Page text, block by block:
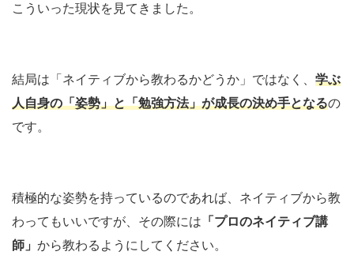
こういった現状を見てきました。
結局は「ネイティブから教わるかどうか」ではなく、 学ぶ
人自身の「姿勢」と「勉強方法」が成長の決め手となるの
です。
積極的な姿勢を持っているのであれば、ネイティブから教
わってもいいですが、その際には 「プロのネイティブ講
師」 から教わるようにしてください。